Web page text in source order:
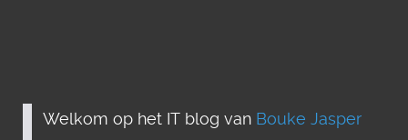
Welkom op het IT blog van Bouke Jasper